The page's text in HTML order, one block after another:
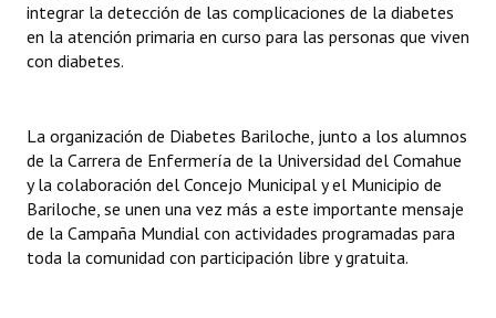
integrar la detección de las complicaciones de la diabetes
en la atención primaria en curso para las personas que viven
con diabetes.
La organización de Diabetes Bariloche, junto a los alumnos
de la Carrera de Enfermería de la Universidad del Comahue
y la colaboración del Concejo Municipal y el Municipio de
Bariloche, se unen una vez más a este importante mensaje
de la Campaña Mundial con actividades programadas para
toda la comunidad con participación libre y gratuita.